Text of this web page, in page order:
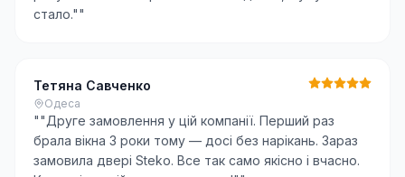
стало.""
Тетяна Савченко
Одеса
""Друге замовлення у цій компанії. Перший раз
брала вікна 3 роки тому — досі без нарікань. Зараз
замовила двері Steko. Все так само якісно і вчасно.